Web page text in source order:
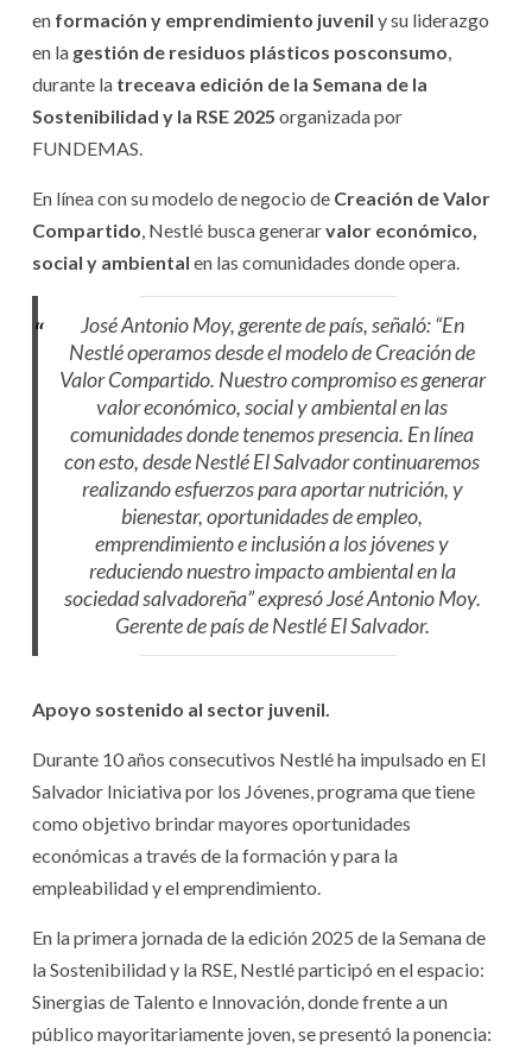
en formación y emprendimiento juvenil y su liderazgo
en la gestión de residuos plásticos posconsumo
durante la treceava edición de la Semana de la
Sostenibilidad y la RSE 2025 organizada por
FUNDEMAS.
En línea con su modelo de negocio de Creación de Valor
Compartido , Nestlé busca generarvalor económico,
social y ambiental en las comunidades donde opera.
José Antonio Moy, gerente de país, señaló: “En
Nestlé operamos desde el modelo de Creación de
Valor Compartido. Nuestro compromiso es generar
valor económico, social y ambiental en las
comunidades donde tenemos presencia. En línea
con esto, desde Nestlé El Salvador continuaremos
realizando esfuerzos para aportar nutrición, y
bienestar, oportunidades de empleo,
emprendimiento e inclusión a los jóvenes y
reduciendo nuestro impacto ambiental en la
sociedad salvadoreña” expresó José Antonio Moy.
Gerente de país de Nestlé El Salvador.
Apoyo sostenido al sector juvenil.
Durante 10 años consecutivos Nestlé ha impulsado en El
Salvador Iniciativa por los Jóvenes, programa que tiene
como objetivo brindar mayores oportunidades
económicas a través de la formación y para la
empleabilidad y el emprendimiento.
En la primera jornada de la edición 2025 de la Semana de
la Sostenibilidad y la RSE, Nestlé participó en el espacio:
Sinergias de Talento e Innovación, donde frente a un
público mayoritariamente joven, se presentó la ponencia: